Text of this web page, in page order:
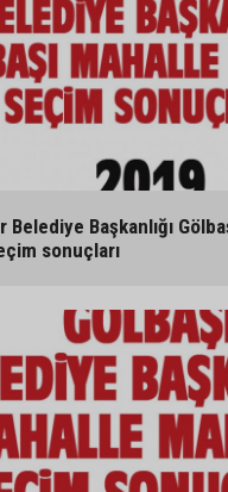
Belediye Başkanlığı
sonuçları